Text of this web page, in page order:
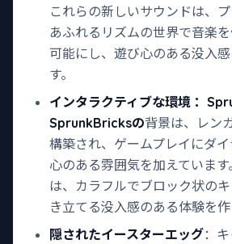
これらの新しいサウンドは、
あふれるリズムの世界で音楽
可能にし、遊び心のある没入
す。
インタラクティブな環境 ：
SprunkBricksの背景は、レン
構築され、ゲームプレイにダ
心のある雰囲気を加えていま
は、カラフルでブロック状のキ
き立てる没入感のある体験を作
隠されたイースターエッグ：